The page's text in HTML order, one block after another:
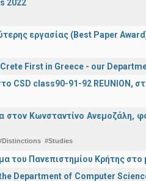
2022
εργασίας (Best Paper
First in Greece - our
CSD class90-91-92 REUNION,
στον Κωνσταντίνο Ανεμοζάλη,
#Studies
του Πανεπιστημίου Κρήτης
Department of Computer